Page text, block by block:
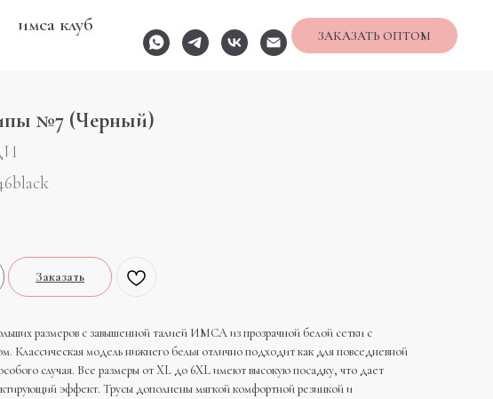
имса клуб
ЗАКАЗАТЬ ОПТОМ
№7 (Черный)
Заказать
размеров с завышенной талией ИМСА из прозрачной белой сетки с
Классическая модель нижнего белья отлично подходит как для повседневной
случая. Все размеры от XL до 6XL имеют высокую посадку, что дает
эффект. Трусы дополнены мягкой комфортной резинкой и